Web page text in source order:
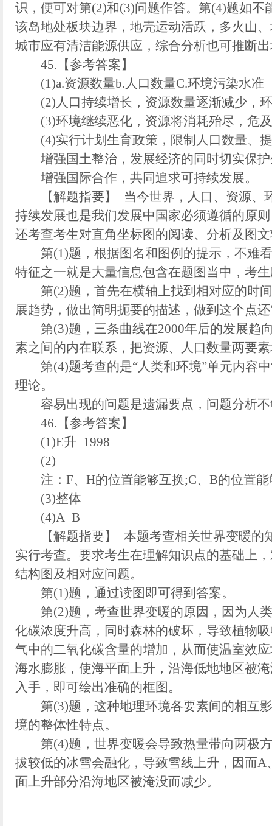
识，便可对第(2)和(3)问题作答。第(4)题如
该岛地处板块边界，地壳运动活跃，多火山
城市应有清洁能源供应，综合分析也可推断
45.【参考答案】
(1)a.资源数量b.人口数量C.环境污染水准
(2)人口持续增长，资源数量逐渐减少，
(3)环境继续恶化，资源将消耗殆尽，危及
(4)实行计划生育政策，限制人口数量、
增强国土整治，发展经济的同时切实保护
增强国际合作，共同追求可持续发展。
【解题指要】 当今世界，人口、资源、
持续发展也是我们发展中国家必须遵循的原
还考查考生对直角坐标图的阅读、分析及图
第(1)题，根据图名和图例的提示，不难看
特征之一就是大量信息包含在题图当中，考
第(2)题，首先在横轴上找到相对应的时间
展趋势，做出简明扼要的描述，做到这个点
第(3)题，三条曲线在2000年后的发展趋
素之间的内在联系，把资源、人口数量两要
第(4)题考查的是“人类和环境”单元内容中
理论。
容易出现的问题是遗漏要点，问题分析不
46.【参考答案】
(1)E升 1998
(2)
注：F、H的位置能够互换;C、B的位置能
(3)整体
(4)A B
【解题指要】 本题考查相关世界变暖的
实行考查。要求考生在理解知识点的基础上
结构图及相对应问题。
第(1)题，通过读图即可得到答案。
第(2)题，考查世界变暖的原因，因为人类
化碳浓度升高，同时森林的破坏，导致植物
气中的二氧化碳含量的增加，从而使温室效
海水膨胀，使海平面上升，沿海低地地区被
入手，即可绘出准确的框图。
第(3)题，这种地理环境各要素间的相互影
境的整体性特点。
第(4)题，世界变暖会导致热量带向两极方
拔较低的冰雪会融化，导致雪线上升，因而
面上升部分沿海地区被淹没而减少。